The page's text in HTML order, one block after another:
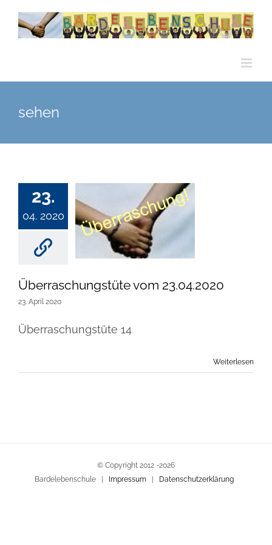
Zum
Inhalt
sehen
23.
04. 2020
Überraschungstüte
vom 23.04.2020
Überraschungstüte vom 23.04.2020
23. April 2020
Überraschungstüte 14
Weiterlesen
© Copyright 2012 -2026
Bardelebenschule | Impressum | Datenschutzerklärung